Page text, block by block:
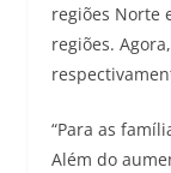
regiões Norte
regiões.
“Para as
Além do